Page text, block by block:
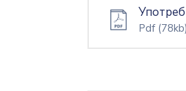
Pdf (78kb)